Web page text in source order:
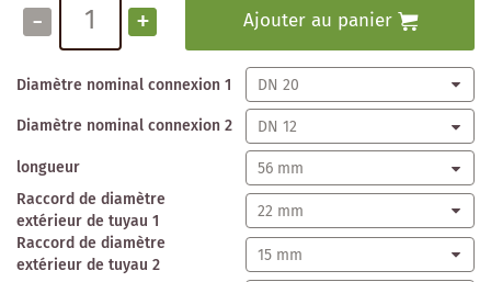
- + Ajouter au panier
Diamètre nominal connexion 1
Diamètre nominal connexion 2
longueur
Raccord de diamètre
extérieur de tuyau 1
Raccord de diamètre
extérieur de tuyau 2